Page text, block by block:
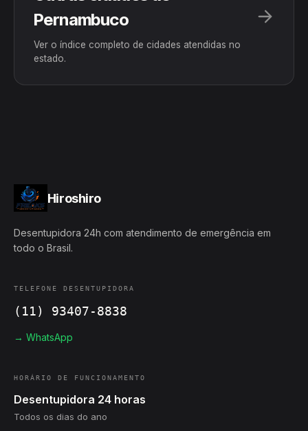
Pernambuco
Ver o índice completo de cidades atendidas no
estado.
Hiroshiro
Desentupidora 24h com atendimento de emergência em
todo o Brasil.
TELEFONE DESENTUPIDORA
(11) 93407-8838
→ WhatsApp
HORÁRIO DE FUNCIONAMENTO
Desentupidora 24 horas
Todos os dias do ano